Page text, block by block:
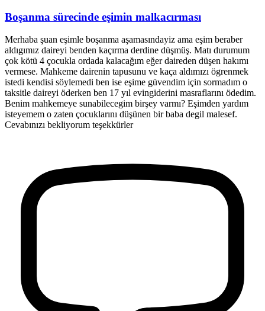
Boşanma sürecinde eşimin malkacırması
Merhaba şuan eşimle boşanma aşamasındayiz ama eşim beraber
aldıgımız daireyi benden kaçırma derdine düşmüş. Matı durumum
çok kötü 4 çocukla ordada kalacağım eğer daireden düşen hakımı
vermese. Mahkeme dairenin tapusunu ve kaça aldımızı ögrenmek
istedi kendisi söylemedi ben ise eşime güvendim için sormadım o
taksitle daireyi öderken ben 17 yıl evingiderini masraflarını ödedim.
Benim mahkemeye sunabilecegim birşey varmı? Eşimden yardım
isteyemem o zaten çocuklarını düşünen bir baba degil malesef.
Cevabınızı bekliyorum teşekkürler